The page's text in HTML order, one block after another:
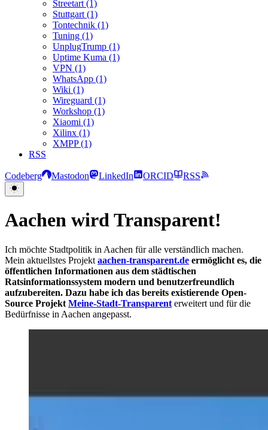
Streetart (1)
Stuttgart (1)
Tontechnik (1)
Tuning (1)
UnplugTrump (1)
Uptime Kuma (1)
VPN (1)
WhatsApp (1)
Wiki (1)
Wireguard (1)
Workshop (1)
Xiaomi (1)
Xilinx (1)
XMPP (1)
RSS
Codeberg Mastodon LinkedIn ORCID RSS
Aachen wird Transparent!
Ich möchte Stadtpolitik in Aachen für alle verständlich machen.
Mein aktuellstes Projekt aachen-transparent.de ermöglicht es, die
öffentlichen Informationen aus dem städtischen
Ratsinformationssystem modern und benutzerfreundlich
aufzubereiten. Dazu habe ich das bereits existierende Open-
Source Projekt Meine-Stadt-Transparent erweitert und für die
Bedürfnisse in Aachen angepasst.